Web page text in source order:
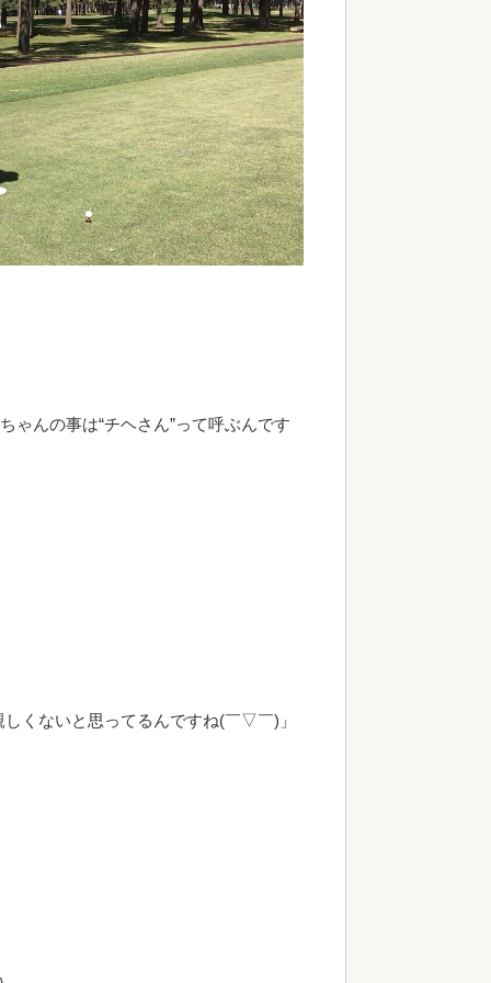
ゃんの事は“チヘさん”って呼ぶんです
くないと思ってるんですね(￣▽￣)」